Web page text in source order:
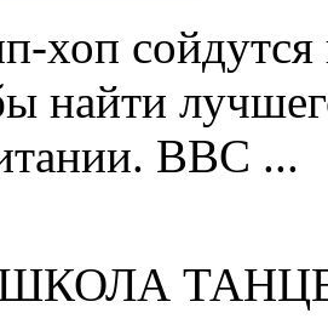
хоп сойдутся
найти
BBC ...
ШКОЛА